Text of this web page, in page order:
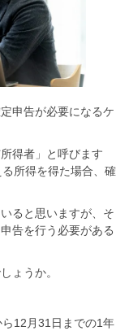
申告が必要になるケ
得者」と呼びます
所得を得た場合、確
ると思いますが、そ
告を行う必要がある
ょうか。
12月31日までの1年